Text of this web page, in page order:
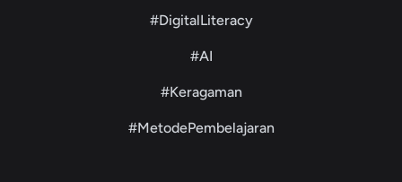
#DigitalLiteracy
#AI
#Keragaman
#MetodePembelajaran